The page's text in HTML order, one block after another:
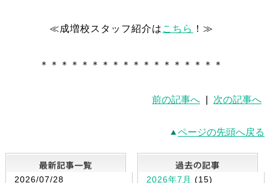
≪成増校スタッフ紹介は こちら ！≫
＊＊＊＊＊＊＊＊＊＊＊＊＊＊＊＊＊＊
前の記事へ 次の記事へ
ページの先頭へ戻る
最新記事一覧
2026/07/28
2026年7月 (15)